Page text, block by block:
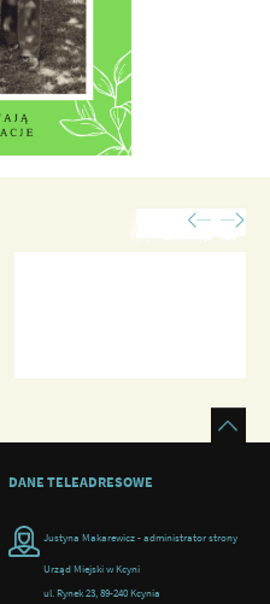
DANE TELEADRESOWE
Justyna Makarewicz - administrator strony
Urząd Miejski w Kcyni
ul. Rynek 23, 89-240 Kcynia